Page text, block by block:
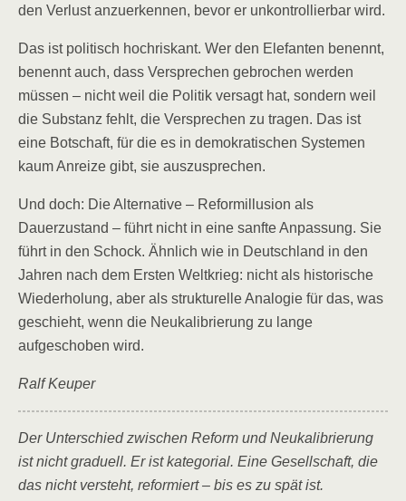
den Verlust anzuerkennen, bevor er unkontrollierbar wird.
Das ist politisch hochriskant. Wer den Elefanten benennt,
benennt auch, dass Versprechen gebrochen werden
müssen – nicht weil die Politik versagt hat, sondern weil
die Substanz fehlt, die Versprechen zu tragen. Das ist
eine Botschaft, für die es in demokratischen Systemen
kaum Anreize gibt, sie auszusprechen.
Und doch: Die Alternative – Reformillusion als
Dauerzustand – führt nicht in eine sanfte Anpassung. Sie
führt in den Schock. Ähnlich wie in Deutschland in den
Jahren nach dem Ersten Weltkrieg: nicht als historische
Wiederholung, aber als strukturelle Analogie für das, was
geschieht, wenn die Neukalibrierung zu lange
aufgeschoben wird.
Ralf Keuper
Der Unterschied zwischen Reform und Neukalibrierung
ist nicht graduell. Er ist kategorial. Eine Gesellschaft, die
das nicht versteht, reformiert – bis es zu spät ist.